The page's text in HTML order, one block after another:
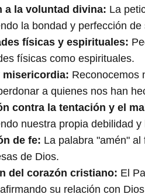
a la voluntad divina: La
la bondad y perfección de
físicas y espirituales:
físicas como espirituales.
misericordia: Reconocemos
a quienes nos han
contra la tentación y el
nuestra propia debilidad
de fe: La palabra "amén"
de Dios.
del corazón cristiano: El
su relación con